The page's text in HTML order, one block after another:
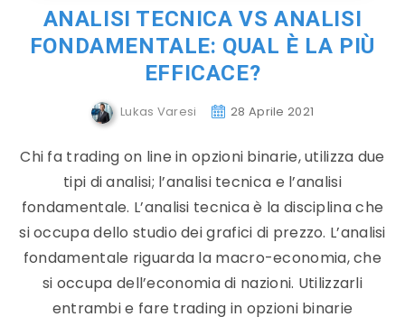
ANALISI TECNICA VS ANALISI
FONDAMENTALE: QUAL È LA PIÙ
EFFICACE?
Lukas Varesi 28 Aprile 2021
Chi fa trading on line in opzioni binarie, utilizza due
tipi di analisi; l’analisi tecnica e l’analisi
fondamentale. L’analisi tecnica è la disciplina che
si occupa dello studio dei grafici di prezzo. L’analisi
fondamentale riguarda la macro-economia, che
si occupa dell’economia di nazioni. Utilizzarli
entrambi e fare trading in opzioni binarie